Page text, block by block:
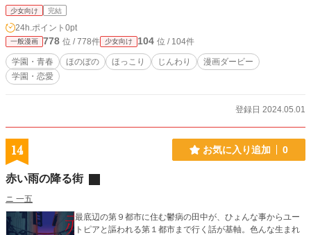
少女向け 完結
24h.ポイント 0pt
一般漫画 778 位 / 778件 少女向け 104 位 / 104件
学園・青春 ほのぼの ほっこり じんわり
漫画ダービー
学園・恋愛
登録日 2024.05.01
14 お気に入り追加 0
赤い雨の降る街
ニ 一五
最底辺の第９都市に住む鬱病の田中が、ひょんな事からユー
トピアと謳われる第１都市まで行く話が基軸。色んな生まれ